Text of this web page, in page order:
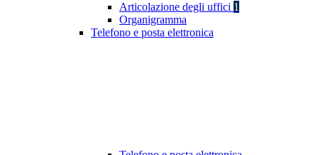
Articolazione degli uffici 1
Organigramma
Telefono e posta elettronica